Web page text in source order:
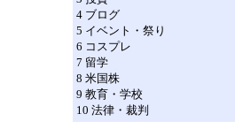
4 ブログ
5 イベント・祭り
6 コスプレ
7 留学
8 米国株
9 教育・学校
10 法律・裁判